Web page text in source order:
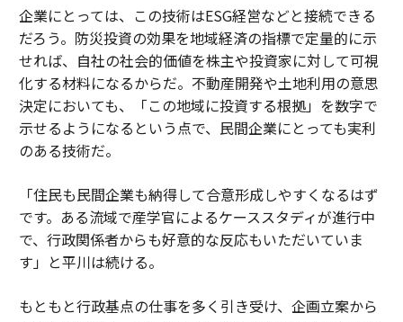
企業にとっては、この技術はESG経営などと接続できる
だろう。防災投資の効果を地域経済の指標で定量的に示
せれば、自社の社会的価値を株主や投資家に対して可視
化する材料になるからだ。不動産開発や土地利用の意思
決定においても、「この地域に投資する根拠」を数字で
示せるようになるという点で、民間企業にとっても実利
のある技術だ。
「住民も民間企業も納得して合意形成しやすくなるはず
です。ある流域で産学官によるケーススタディが進行中
で、行政関係者からも好意的な反応もいただいていま
す」と平川は続ける。
もともと行政基点の仕事を多く引き受け、企画立案から